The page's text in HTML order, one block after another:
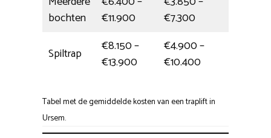
bochten
€11.900
€7.300
Spiltrap
€8.150 –
€13.900
€4.900 –
€10.400
Tabel met de gemiddelde kosten van een traplift in
Ursem.